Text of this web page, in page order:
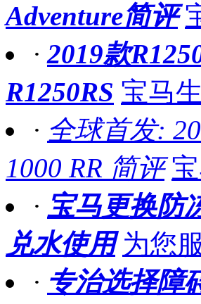
Adventure简评
·2019款
R1250RS 宝马
· 全球首发:
1000 RR 简评
· 宝马更换防
兑水使用 为您
· 专治选择障